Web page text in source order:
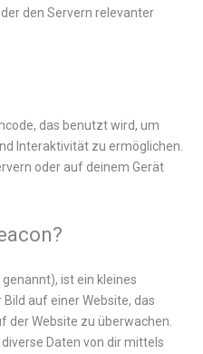
den Servern relevanter
das benutzt wird, um
Interaktivität zu ermöglichen.
oder auf deinem Gerät
ist ein kleines
auf einer Website, das
der Website zu überwachen.
Daten von dir mittels